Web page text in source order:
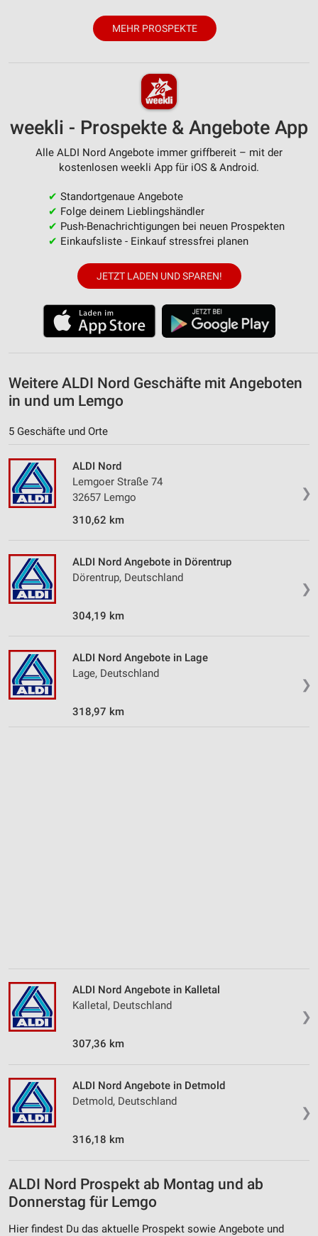
MEHR PROSPEKTE
weekli - Prospekte & Angebote App
Alle ALDI Nord Angebote immer griffbereit – mit der
kostenlosen weekli App für iOS & Android.
✔ Standortgenaue Angebote
✔ Folge deinem Lieblingshändler
✔ Push-Benachrichtigungen bei neuen Prospekten
✔ Einkaufsliste - Einkauf stressfrei planen
JETZT LADEN UND SPAREN!
Weitere ALDI Nord Geschäfte mit Angeboten
in und um Lemgo
5 Geschäfte und Orte
❯
ALDI Nord
Lemgoer Straße 74
32657 Lemgo
310,62 km
❯
ALDI Nord Angebote in Dörentrup
Dörentrup, Deutschland
304,19 km
❯
ALDI Nord Angebote in Lage
Lage, Deutschland
318,97 km
❯
ALDI Nord Angebote in Kalletal
Kalletal, Deutschland
307,36 km
❯
ALDI Nord Angebote in Detmold
Detmold, Deutschland
316,18 km
ALDI Nord Prospekt ab Montag und ab
Donnerstag für Lemgo
Hier findest Du das aktuelle Prospekt sowie Angebote und